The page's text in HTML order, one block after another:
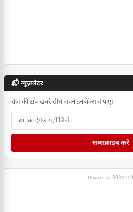
📬 न्यूज़लेटर
रोज़ की टॉप खबरें सीधे अपने इनबॉक्स में पाएं।
सब्सक्राइब करें
Private ad-303*210